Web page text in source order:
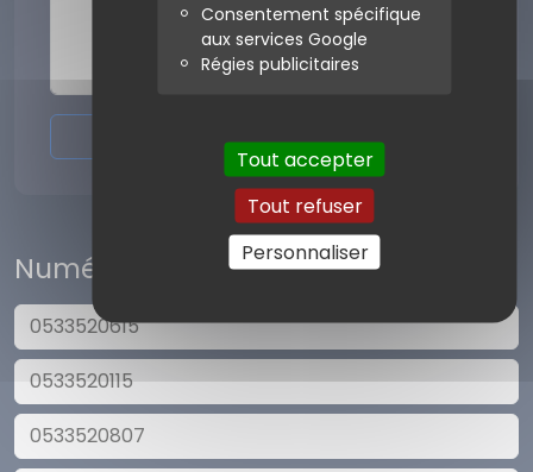
Consentement spécifique
aux services Google
Régies publicitaires
Tout accepter
Tout refuser
Personnaliser
Envoyer l'avis
Numéros similaires
0533520615
0533520115
0533520807